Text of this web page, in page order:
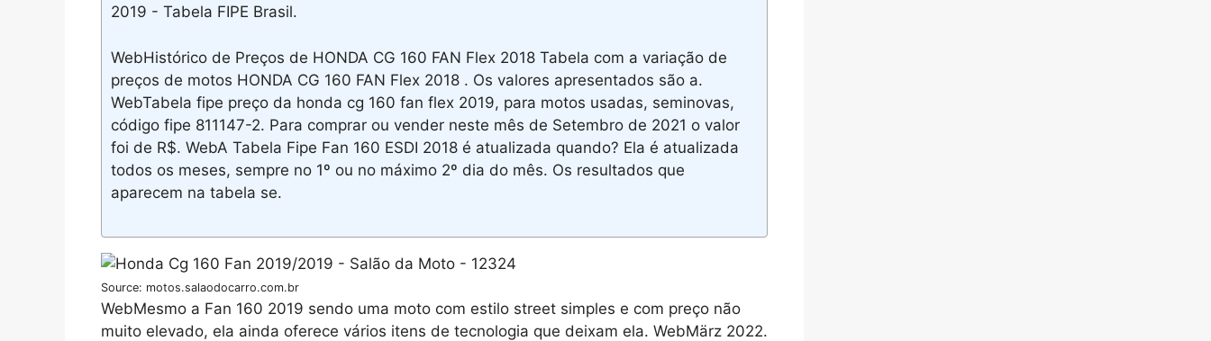
2019 - Tabela FIPE Brasil.
WebHistórico de Preços de HONDA CG 160 FAN Flex 2018 Tabela com a variação de
preços de motos HONDA CG 160 FAN Flex 2018 . Os valores apresentados são a.
WebTabela fipe preço da honda cg 160 fan flex 2019, para motos usadas, seminovas,
código fipe 811147-2. Para comprar ou vender neste mês de Setembro de 2021 o valor
foi de R$. WebA Tabela Fipe Fan 160 ESDI 2018 é atualizada quando? Ela é atualizada
todos os meses, sempre no 1º ou no máximo 2º dia do mês. Os resultados que
aparecem na tabela se.
Source: motos.salaodocarro.com.br
WebMesmo a Fan 160 2019 sendo uma moto com estilo street simples e com preço não
muito elevado, ela ainda oferece vários itens de tecnologia que deixam ela. WebMärz 2022.